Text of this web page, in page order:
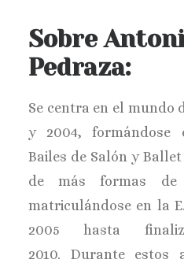
Sobre
Pedraza:
Se centra en el mundo
y 2004, formándose
Bailes de Salón y
de más formas de
matriculándose en la
2005 hasta
2010. Durante estos